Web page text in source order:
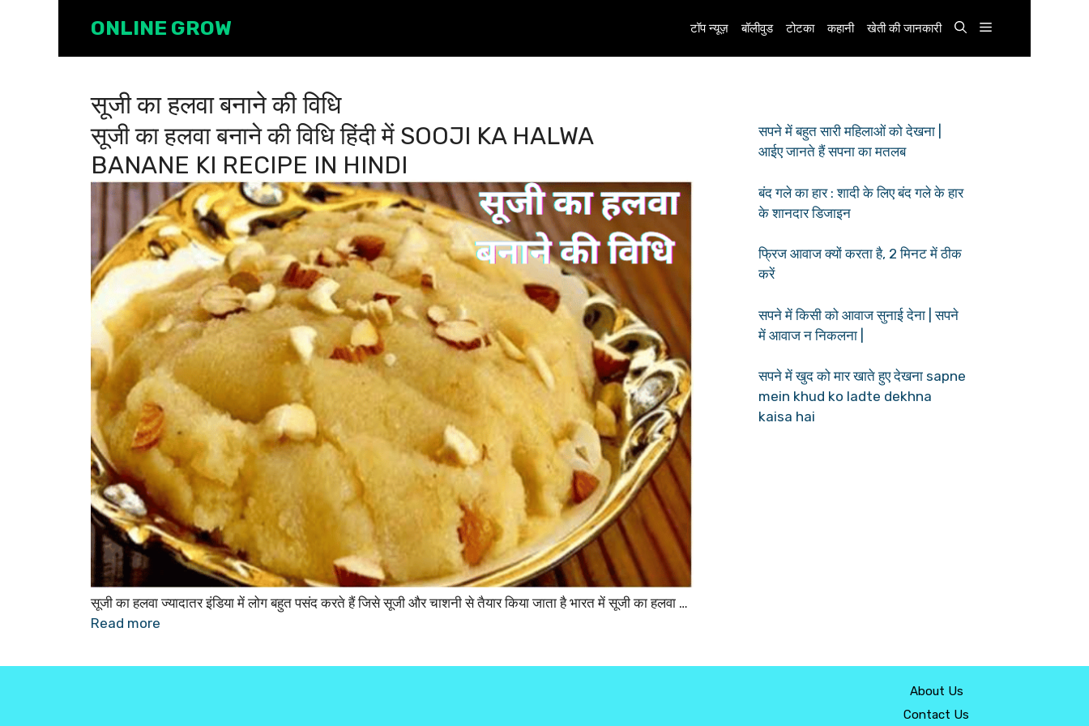
ONLINE GROW टॉप न्यूज़ बॉलीवुड टोटका कहानी खेती की जानकारी
सूजी का हलवा बनाने की विधि
सूजी का हलवा बनाने की विधि हिंदी में SOOJI KA HALWA
BANANE KI RECIPE IN HINDI
सूजी का हलवा ज्यादातर इंडिया में लोग बहुत पसंद करते हैं जिसे सूजी और चाशनी से तैयार किया जाता है भारत में सूजी का हलवा …
Read more
सपने में बहुत सारी महिलाओं को देखना |
आईए जानते हैं सपना का मतलब
बंद गले का हार : शादी के लिए बंद गले के हार
के शानदार डिजाइन
फ्रिज आवाज क्यों करता है, 2 मिनट में ठीक
करें
सपने में किसी को आवाज सुनाई देना | सपने
में आवाज न निकलना |
सपने में खुद को मार खाते हुए देखना sapne
mein khud ko ladte dekhna
kaisa hai
About Us
Contact Us